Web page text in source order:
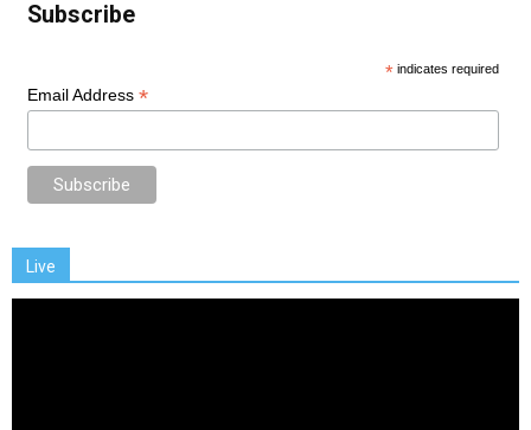
Subscribe
* indicates required
Email Address *
Live